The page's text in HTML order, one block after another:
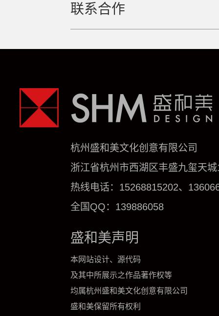
联系合作
杭州盛和美文化创意有限公司
浙江省杭州市西湖区丰盛九玺天
热线电话：15268815202、
全国QQ：139886058
盛和美声明
本网站设计、源代码
及其中所展示之作品著作权等
均属杭州盛和美文化创意有限公司
盛和美保留所有权利